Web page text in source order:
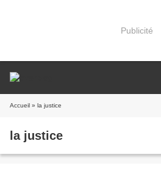
Publicité
Accueil » la justice
la justice